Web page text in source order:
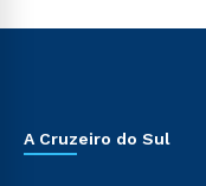
A Cruzeiro do Sul